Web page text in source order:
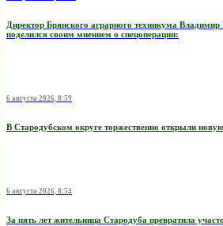
Директор Брянского аграрного техникума
поделился своим мнением о спецоперации:
6 августа 2026, 8:59
В Стародубском округе торжественно открыли
6 августа 2026, 8:54
За пять лет жительница Стародуба превратила